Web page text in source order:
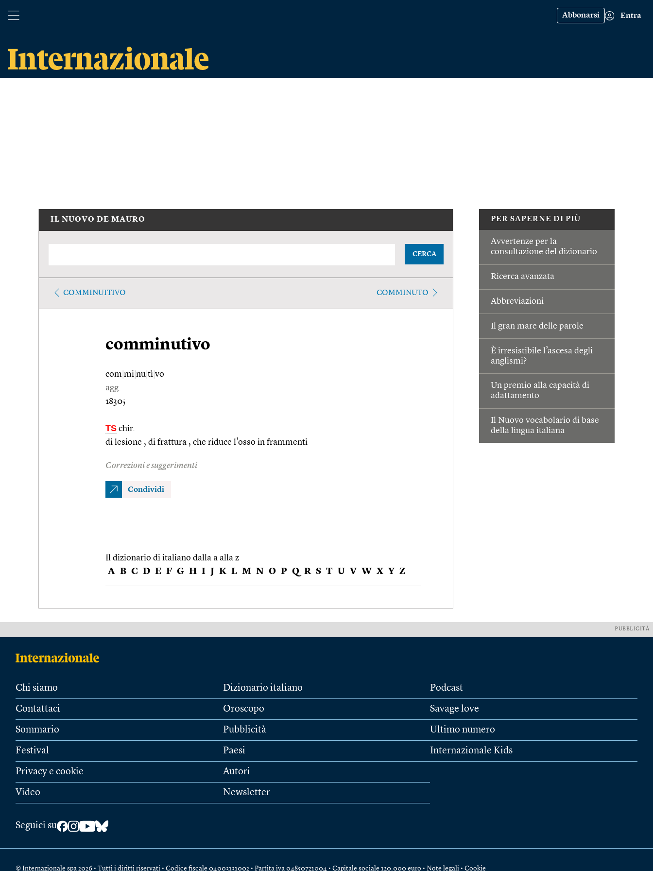
Abbonarsi Entra
PER SAPERNE DI PIÙ
Avvertenze per la
consultazione del dizionario
Ricerca avanzata
Abbreviazioni
Il gran mare delle parole
È irresistibile l’ascesa degli
anglismi?
Un premio alla capacità di
adattamento
Il Nuovo vocabolario di base
della lingua italiana
IL NUOVO DE MAURO
CERCA
COMMINUITIVO COMMINUTO
comminutivo
com mi nu tì vo
agg.
1830;
TS chir.
di lesione , di frattura , che riduce l’osso in frammenti
Correzioni e suggerimenti
Condividi
Il dizionario di italiano dalla a alla z
A B C D E F G H I J K L M N O P Q R S T U V W X Y Z
PUBBLICITÀ
Chi siamo
Contattaci
Sommario
Festival
Privacy e cookie
Video
Dizionario italiano
Oroscopo
Pubblicità
Paesi
Autori
Newsletter
Podcast
Savage love
Ultimo numero
Internazionale Kids
Seguici su
© Internazionale spa 2026 • Tutti i diritti riservati • Codice fiscale 04003131002 • Partita iva 04850721004 • Capitale sociale 120.000 euro • Note legali • Cookie